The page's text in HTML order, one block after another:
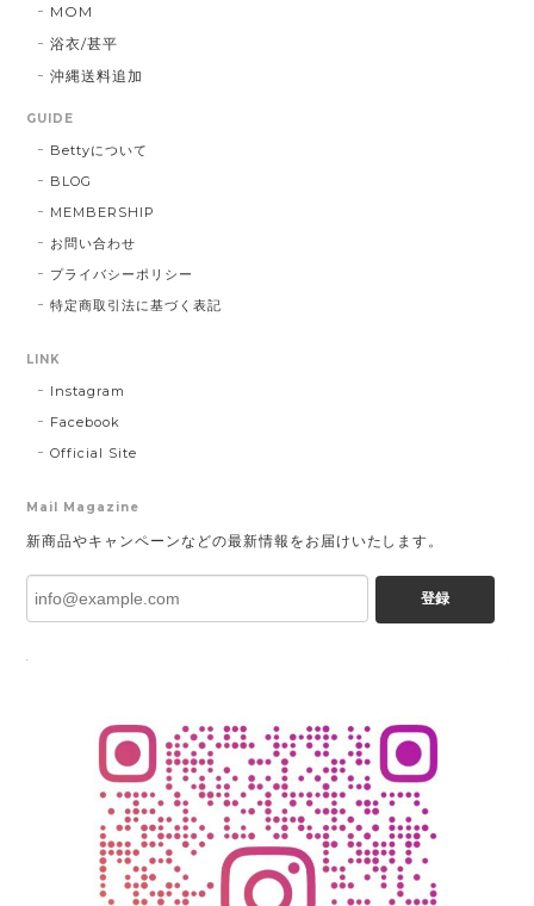
MOM
浴衣/甚平
沖縄送料追加
GUIDE
Bettyについて
BLOG
MEMBERSHIP
お問い合わせ
プライバシーポリシー
特定商取引法に基づく表記
LINK
Instagram
Facebook
Official Site
Mail Magazine
新商品やキャンペーンなどの最新情報をお届けいたします。
登録